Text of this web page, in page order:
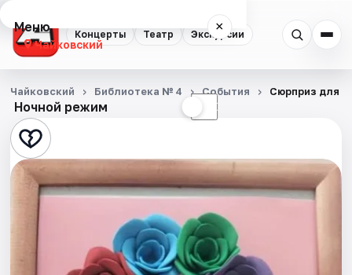
Концерты Театр Экскурсии
Меню ×
Чайковский
Концерты
Театр
Экскурсии
События
Города
Ночной режим ☾
Чайковский Библиотека № 4 События Сюрприз для